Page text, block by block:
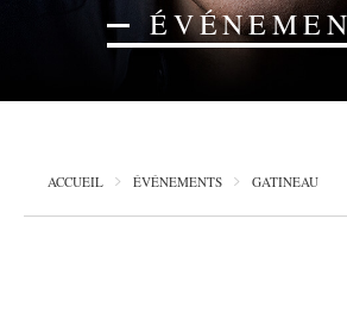
ACCUEIL ÉVÉNEMENTS GATINEAU